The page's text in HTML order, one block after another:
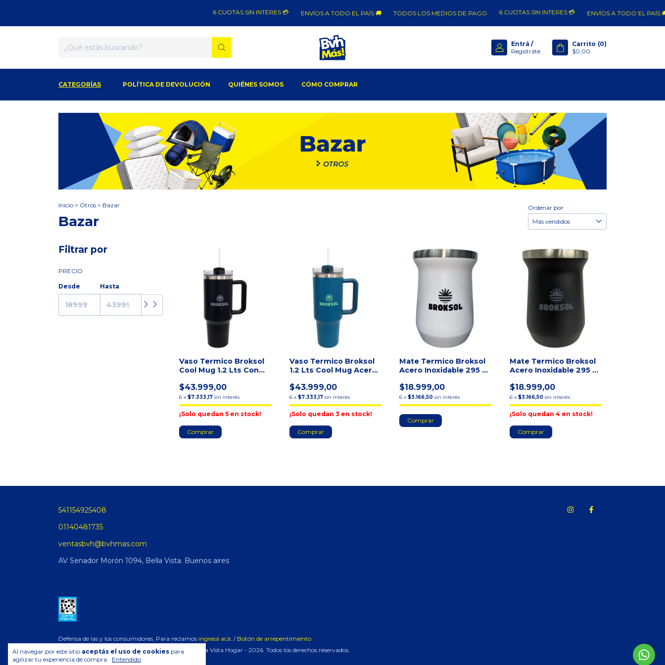
6 CUOTAS SIN INTERES 💳 ENVÍOS A TODO EL PAÍS 🚚 TODOS LOS MEDIOS DE PAGO 6 CUOTAS SIN INTERES 💳 ENVÍOS A TODO EL PAÍS 🚚
Entrá /
Registráte
Carrito (0)
$0,00
CATEGORÍAS POLÍTICA DE DEVOLUCIÓN QUIÉNES SOMOS CÓMO COMPRAR
Al navegar por este sitio aceptás el uso de cookies para
agilizar tu experiencia de compra. Entendido
Inicio > Otros > Bazar
Bazar
Ordenar por
Filtrar por
PRECIO
Desde Hasta
Vaso Termico Broksol
Cool Mug 1.2 Lts Con
$43.999,00
6 x$7.333,17 sin interés
¡Solo quedan5 en stock!
Vaso Termico Broksol
1.2 Lts Cool Mug Acero
$43.999,00
6 x $7.333,17 sin interés
¡Solo quedan 3 en stock!
Mate Termico Broksol
Acero Inoxidable 295 Ml
$18.999,00
6 x$3.166,50 sin interés
Mate Termico Broksol
Acero Inoxidable 295 Ml
$18.999,00
6 x $3.166,50 sin interés
¡Solo quedan 4 en stock!
541154925408
01140481735
ventasbvh@bvhmas.com
AV Senador Morón 1094, Bella Vista. Buenos aires
Defensa de las y los consumidores. Para reclamos ingresá acá. / Botón de arrepentimiento
Copyright BvhMas Bella Vista Hogar - 2026. Todos los derechos reservados.